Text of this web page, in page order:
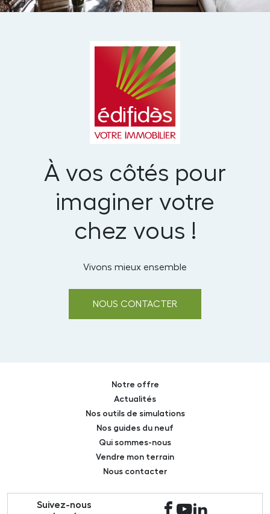
À vos côtés pour
imaginer votre
chez vous !
Vivons mieux ensemble
NOUS CONTACTER
Notre offre
Actualités
Nos outils de simulations
Nos guides du neuf
Qui sommes-nous
Vendre mon terrain
Nous contacter
Suivez-nous